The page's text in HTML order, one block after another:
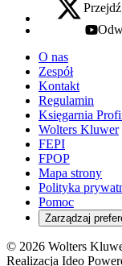
x - otwiera się w
youtube
O nas
Zespół
Kontakt
Regulamin
Księgarnia
Wolters Kluwer
FEPI
FPOP
Mapa strony
Polityka
Pomoc
Zarządzaj
© 2026 Wolters
Realizacja Ideo